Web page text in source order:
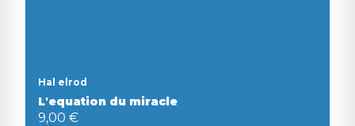
Hal elrod
L'equation du miracle
9,00 €